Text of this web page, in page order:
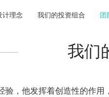
计理念 我们的投资组合 团
我们
验，他发挥着创造性的作